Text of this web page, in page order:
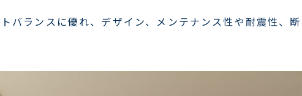
バランスに優れ、デザイン、メンテナンス性や耐震性、